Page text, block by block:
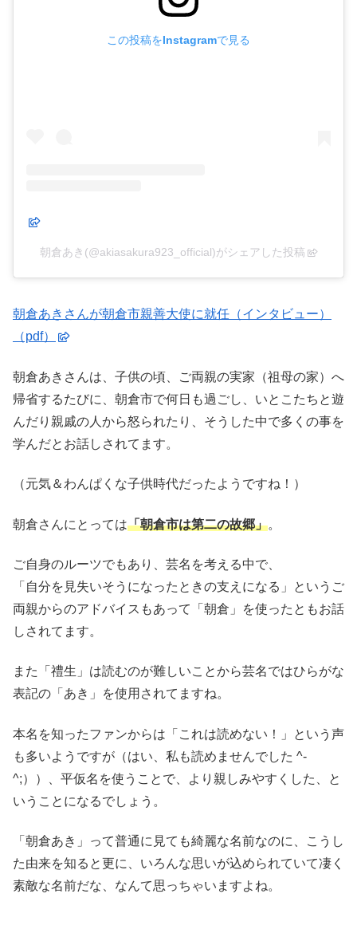
この投稿をInstagramで見る
朝倉あき(@akiasakura923_official)がシェアした投稿
朝倉あきさんが朝倉市親善大使に就任（インタビュー）
（pdf）
朝倉あきさんは、子供の頃、ご両親の実家（祖母の家）へ
帰省するたびに、朝倉市で何日も過ごし、いとこたちと遊
んだり親戚の人から怒られたり、そうした中で多くの事を
学んだとお話しされてます。
（元気＆わんぱくな子供時代だったようですね！）
朝倉さんにとっては「朝倉市は第二の故郷」。
ご自身のルーツでもあり、芸名を考える中で、
「自分を見失いそうになったときの支えになる」というご
両親からのアドバイスもあって「朝倉」を使ったともお話
しされてます。
また「禮生」は読むのが難しいことから芸名ではひらがな
表記の「あき」を使用されてますね。
本名を知ったファンからは「これは読めない！」という声
も多いようですが（はい、私も読めませんでした ^-
^;））、平仮名を使うことで、より親しみやすくした、と
いうことになるでしょう。
「朝倉あき」って普通に見ても綺麗な名前なのに、こうし
た由来を知ると更に、いろんな思いが込められていて凄く
素敵な名前だな、なんて思っちゃいますよね。